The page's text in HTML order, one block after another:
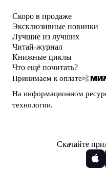
Скоро в продаже
Эксклюзивные новинки
Лучшие из лучших
Читай-журнал
Книжные циклы
Что ещё почитать?
Принимаем к оплате
На информационном
технологии.
Скачайте